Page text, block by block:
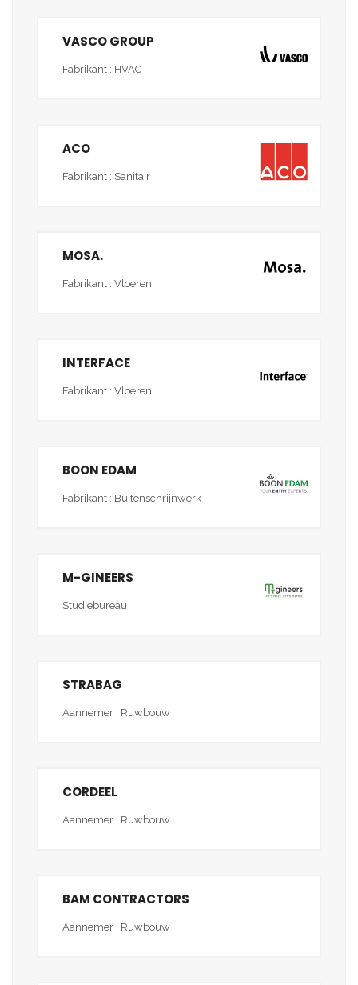
VASCO GROUP
Fabrikant : HVAC
ACO
Fabrikant : Sanitair
MOSA.
Fabrikant : Vloeren
INTERFACE
Fabrikant : Vloeren
BOON EDAM
Fabrikant : Buitenschrijnwerk
M-GINEERS
Studiebureau
STRABAG
Aannemer : Ruwbouw
CORDEEL
Aannemer : Ruwbouw
BAM CONTRACTORS
Aannemer : Ruwbouw